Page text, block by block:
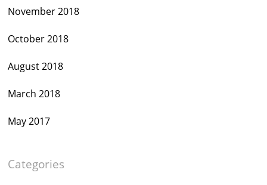
November 2018
October 2018
August 2018
March 2018
May 2017
Categories